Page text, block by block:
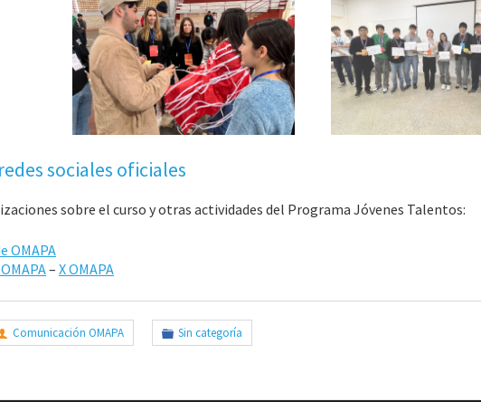
sociales oficiales
sobre el curso y otras actividades del Programa Jóvenes Talentos:
OMAPA
– X OMAPA
Comunicación OMAPA Sin categoría